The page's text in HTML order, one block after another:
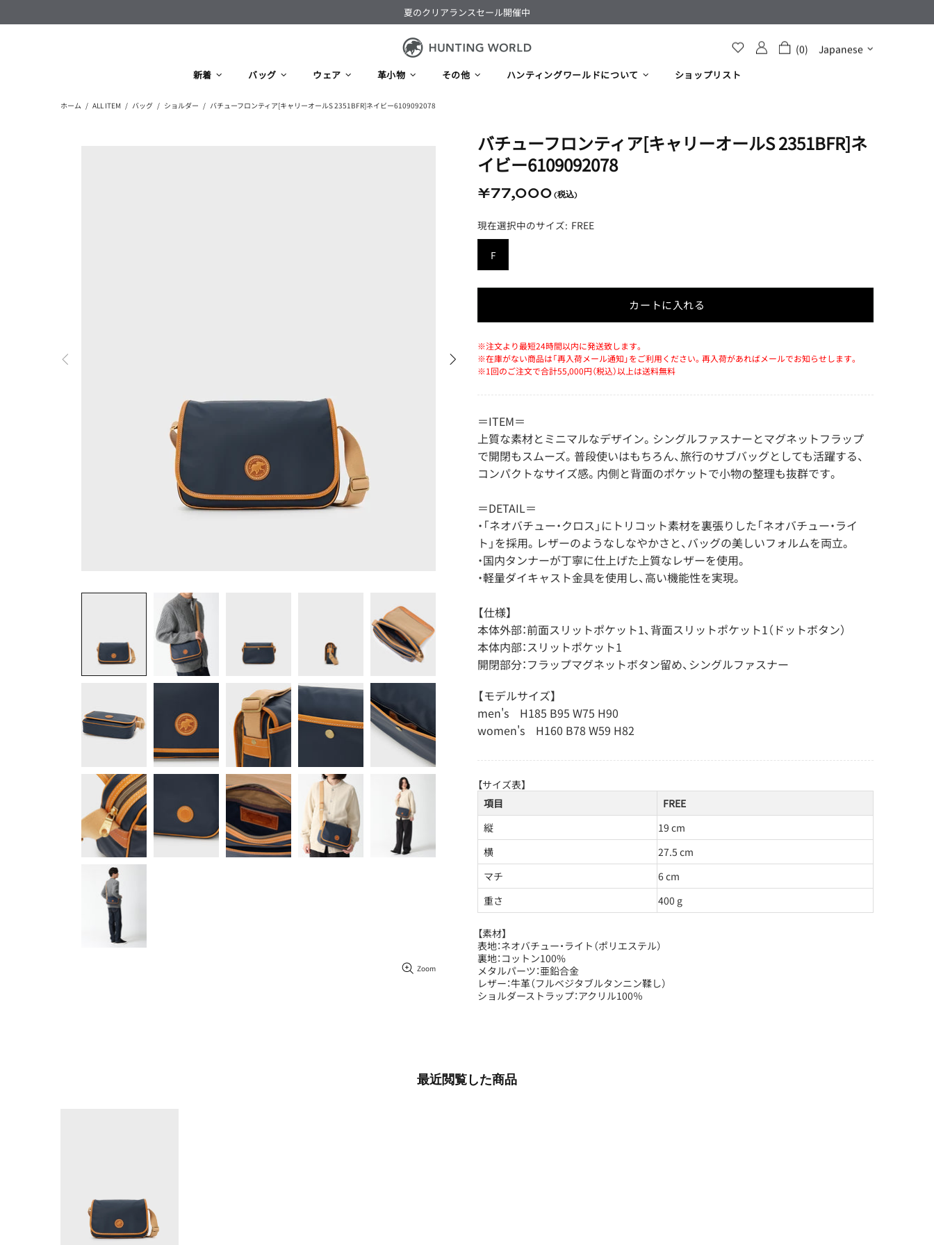
夏のクリアランスセール開催中
(0) Japanese
新着 バッグ ウェア 革小物 その他 ハンティングワールドについて ショップリスト
ホーム ALL ITEM バッグ ショルダー バチューフロンティア[キャリーオールS 2351BFR]ネイビー6109092078
Zoom
バチューフロンティア[キャリーオールS 2351BFR]ネ
イビー6109092078
¥77,000
FREE
カートに入れる
※注文より最短24時間以内に発送致します。
※在庫がない商品は「再入荷メール通知」をご利用ください。再入荷があればメールでお知らせします。
※1回のご注文で合計55,000円（税込）以上は送料無料
＝ITEM＝
上質な素材とミニマルなデザイン。シングルファスナーとマグネットフラップ
で開閉もスムーズ。普段使いはもちろん、旅行のサブバッグとしても活躍する、
コンパクトなサイズ感。内側と背面のポケットで小物の整理も抜群です。
＝DETAIL＝
・「ネオバチュー・クロス」にトリコット素材を裏張りした「ネオバチュー・ライ
ト」を採用。レザーのようなしなやかさと、バッグの美しいフォルムを両立。
・国内タンナーが丁寧に仕上げた上質なレザーを使用。
・軽量ダイキャスト金具を使用し、高い機能性を実現。
【仕様】
本体外部：前面スリットポケット1、背面スリットポケット1（ドットボタン）
本体内部：スリットポケット1
開閉部分：フラップマグネットボタン留め、シングルファスナー
【モデルサイズ】
men's H185 B95 W75 H90
women's H160 B78 W59 H82
【サイズ表】
項目
FREE
縦
19 cm
横
27.5 cm
マチ
6 cm
重さ
400 g
【素材】
表地：ネオバチュー・ライト（ポリエステル）
裏地：コットン100%
メタルパーツ：亜鉛合金
レザー：牛革（フルベジタブルタンニン鞣し）
ショルダーストラップ：アクリル100％
最近閲覧した商品